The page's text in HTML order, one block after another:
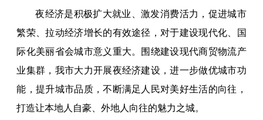
夜经济是积极扩大就业、激发消费活力，促进城市
繁荣、拉动经济增长的有效途径，对于建设现代化、国
际化美丽省会城市意义重大。围绕建设现代商贸物流产
业集群，我市大力开展夜经济建设，进一步做优城市功
能，提升城市品质，不断满足人民对美好生活的向往，
打造让本地人自豪、外地人向往的魅力之城。